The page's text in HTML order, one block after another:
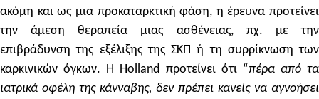
ακόμη και ως μια προκαταρκτική φάση, η έρευνα προτείνει
την άμεση θεραπεία μιας ασθένειας, πχ. με την
επιβράδυνση της εξέλιξης της ΣΚΠ ή τη συρρίκνωση των
καρκινικών όγκων. Η Holland προτείνει ότι “πέρα από τα
ιατρικά οφέλη της κάνναβης, δεν πρέπει κανείς να αγνοήσει